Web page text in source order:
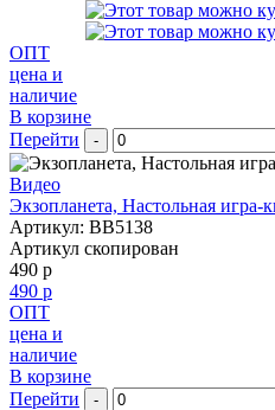
ОПТ
цена и
наличие
В корзине
Перейти
-
Видео
Экзопланета, Настольная игра-
Артикул: BB5138
Артикул скопирован
490 р
490 р
ОПТ
цена и
наличие
В корзине
Перейти
-